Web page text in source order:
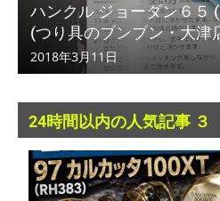
ハンクル ジョーダン６５
(つり具のブンブン・大津
2018年3月11日
24時間以内の人気記事 ３